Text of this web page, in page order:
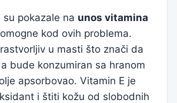
pokazale na unos vitamina
kod ovih problema.
u masti što znači da
bude konzumiran sa hranom
apsorbovao. Vitamin E je
i štiti kožu od slobodnih